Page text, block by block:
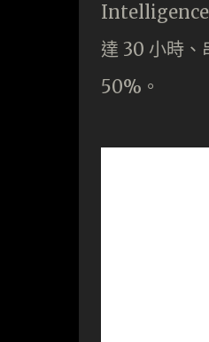
Intelligence
達 30 小時、
50%。